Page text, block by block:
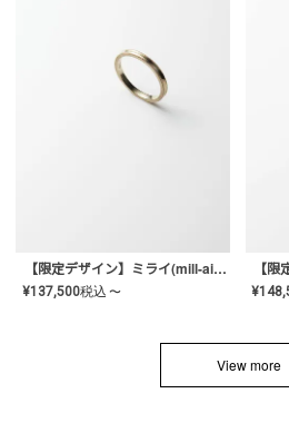
【限定デザイン】ミライ(mill-ai)リング
¥137,500税込 〜 ¥
View more